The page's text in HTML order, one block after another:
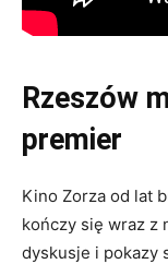
Rzeszów
premier
Kino Zorza od lat
kończy się wraz z
dyskusje i pokazy